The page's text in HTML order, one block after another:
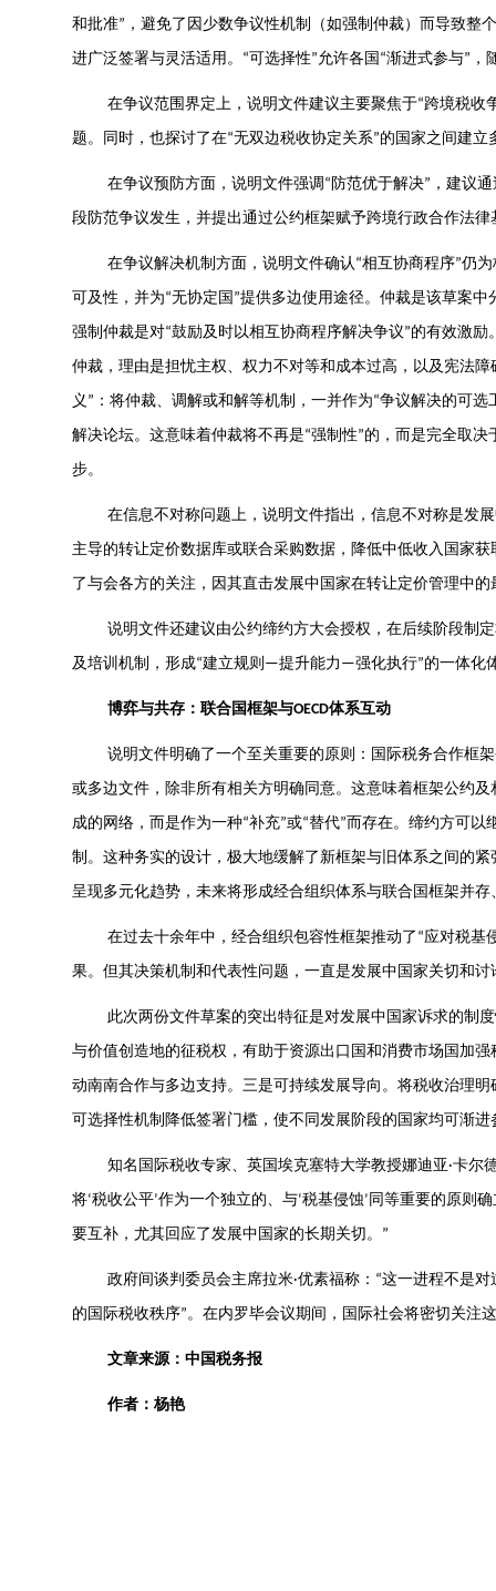
和批准” ，避免了因少数争议性机制（如强制仲裁）而导致
进广泛签署与灵活适用。 “可选择性”允许各国 “渐进式参与” ，
在争议范围界定上，说明文件建议主要聚焦于“跨境税收
题。同时，也探讨了在“无双边税收协定关系”的国家之间建立
在争议预防方面，说明文件强调 “ 防范优于解决” ，建议
段防范争议发生，并提出通过公约框架赋予跨境行政合作法
在争议解决机制方面，说明文件确认 “相互协商程序”仍为
可及性，并为“无协定国 ”提供多边使用途径。仲裁是该草案
强制仲裁是对“鼓励及时以相互协商程序解决争议”的有效激励
仲裁，理由是担忧主权、权力不对等和成本过高，以及宪法
义 ” ：将仲裁、调解或和解等机制，一并作为“争议解决的可选
解决论坛。这意味着仲裁将不再是“强制性”的，而是完全取决
步。
在信息不对称问题上，说明文件指出，信息不对称是发
主导的转让定价数据库或联合采购数据，降低中低收入国家
了与会各方的关注，因其直击发展中国家在转让定价管理中
说明文件还建议由公约缔约方大会授权，在后续阶段制
及培训机制，形成“建立规则 —提升能力 —强化执行”的一体化
博弈与共存：联合国框架与OECD体系互动
说明文件明确了一个至关重要的原则：国际税务合作框
或多边文件，除非所有相关方明确同意。这意味着框架公约
成的网络，而是作为一种“补充”或“替代”而存在。缔约方可以
制。这种务实的设计，极大地缓解了新框架与旧体系之间的
呈现多元化趋势，未来将形成经合组织体系与联合国框架并存
在过去十余年中，经合组织包容性框架推动了 “应对税基
果。但其决策机制和代表性问题，一直是发展中国家关切和讨
此次两份文件草案的突出特征是对发展中国家诉求的制
与价值创造地的征税权，有助于资源出口国和消费市场国加
动南南合作与多边支持。三是可持续发展导向。将税收治理明
可选择性机制降低签署门槛，使不同发展阶段的国家均可渐进
知名国际税收专家、英国埃克塞特大学教授娜迪亚·卡尔
将‘税收公平’作为一个独立的、与‘税基侵蚀’ 同等重要的原则
要互补，尤其回应了发展中国家的长期关切。 ”
政府间谈判委员会主席拉米·优素福称： “这一进程不是对
的国际税收秩序”。在内罗毕会议期间，国际社会将密切关注
文章来源：中国税务报
作者： 杨艳